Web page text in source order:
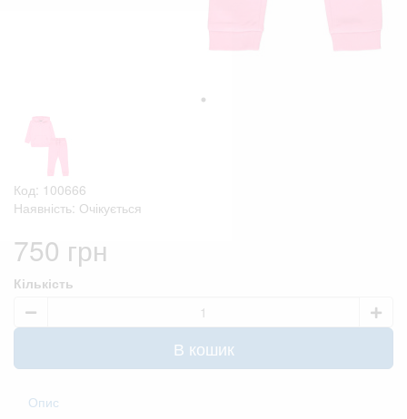
Код: 100666
Наявність: Очікується
750 грн
Кількість
В кошик
Опис